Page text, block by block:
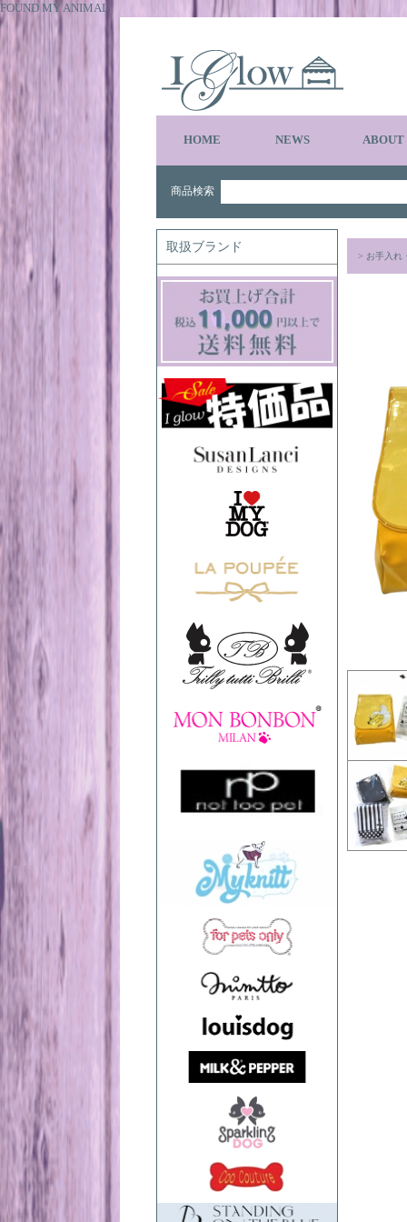
FOUND MY ANIMAL
HOME NEWS ABOUT
商品検索
取扱ブランド
> お手入れ